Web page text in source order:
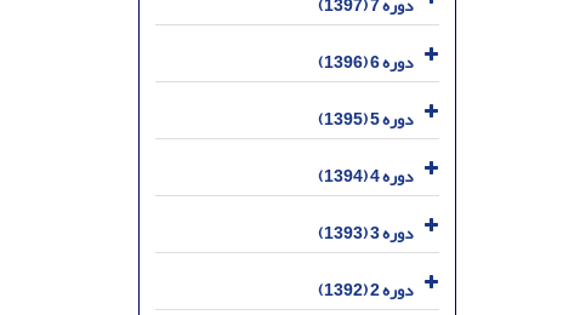
دوره 6 (1396)
دوره 5 (1395)
دوره 4 (1394)
دوره 3 (1393)
دوره 2 (1392)